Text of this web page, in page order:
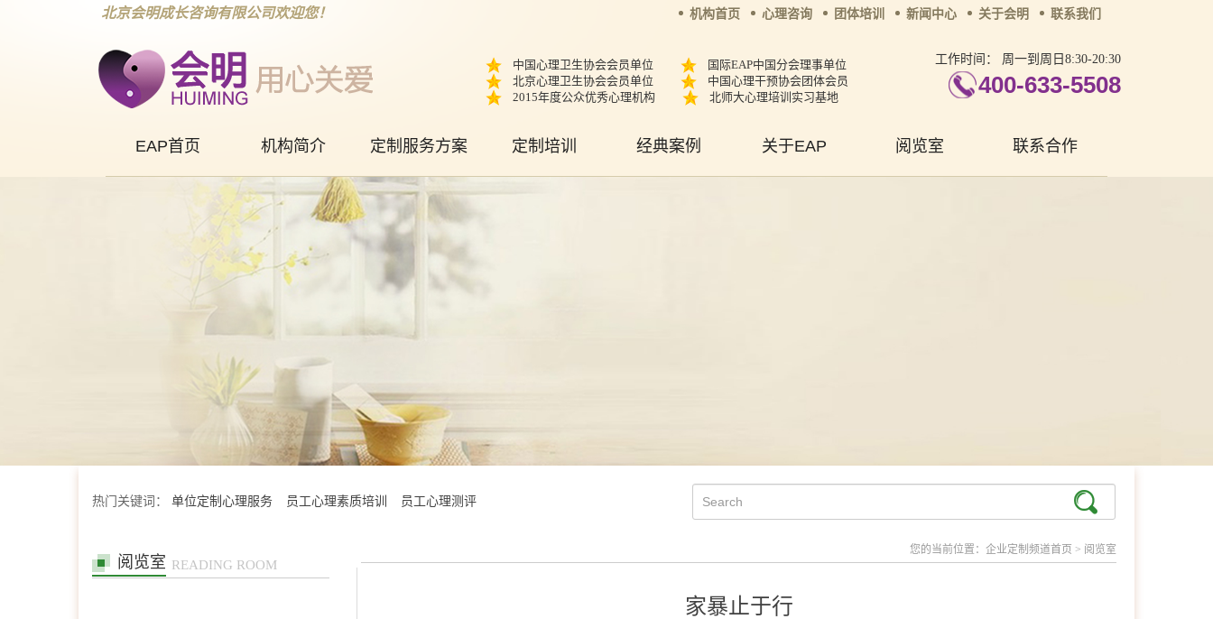
北京会明成长咨询有限公司欢迎您！ 机构首页 心理咨询 团体培训 新闻中心 关于会明 联系我们
中国心理卫生协会会员单位
国际EAP中国分会理事单位
北京心理卫生协会会员单位
中国心理干预协会团体会员
2015年度公众优秀心理机构
北师大心理培训实习基地
工作时间： 周一到周日8:30-20:30
400-633-5508
EAP首页 机构简介 定制服务方案 定制培训 经典案例 关于EAP 阅览室 联系合作
热门关键词： 单位定制心理服务 员工心理素质培训 员工心理测评
阅览室 READING ROOM
您的当前位置： 企业定制频道首页 > 阅览室
家暴止于行